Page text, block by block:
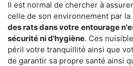
Il est normal de chercher à
celle de son environnement par la
des rats dans votre entourage
sécurité ni d'hygiène. Ces
péril votre tranquillité ainsi que
de garantir sa propre santé ainsi